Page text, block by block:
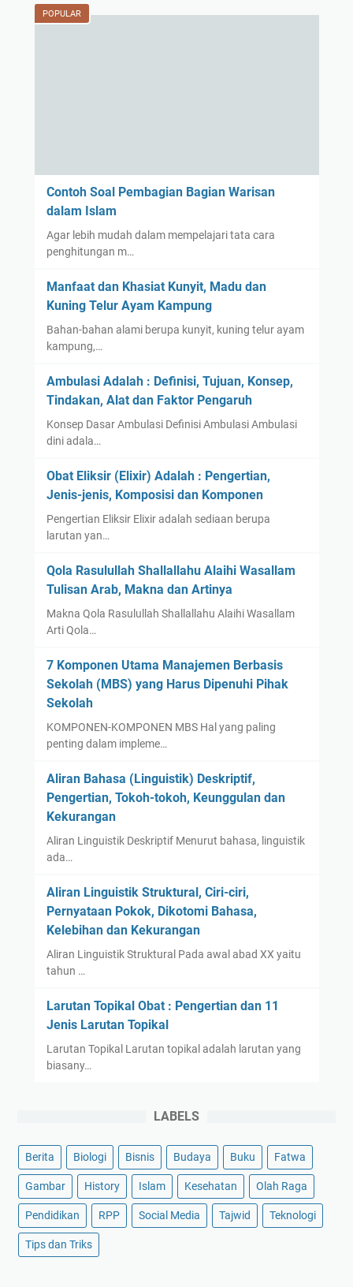
POPULAR
Contoh Soal Pembagian Bagian Warisan
dalam Islam
Agar lebih mudah dalam mempelajari tata cara
penghitungan m…
Manfaat dan Khasiat Kunyit, Madu dan
Kuning Telur Ayam Kampung
Bahan-bahan alami berupa kunyit, kuning telur ayam
kampung,…
Ambulasi Adalah : Definisi, Tujuan, Konsep,
Tindakan, Alat dan Faktor Pengaruh
Konsep Dasar Ambulasi Definisi Ambulasi Ambulasi
dini adala…
Obat Eliksir (Elixir) Adalah : Pengertian,
Jenis-jenis, Komposisi dan Komponen
Pengertian Eliksir Elixir adalah sediaan berupa
larutan yan…
Qola Rasulullah Shallallahu Alaihi Wasallam
Tulisan Arab, Makna dan Artinya
Makna Qola Rasulullah Shallallahu Alaihi Wasallam
Arti Qola…
7 Komponen Utama Manajemen Berbasis
Sekolah (MBS) yang Harus Dipenuhi Pihak
Sekolah
KOMPONEN-KOMPONEN MBS Hal yang paling
penting dalam impleme…
Aliran Bahasa (Linguistik) Deskriptif,
Pengertian, Tokoh-tokoh, Keunggulan dan
Kekurangan
Aliran Linguistik Deskriptif Menurut bahasa, linguistik
ada…
Aliran Linguistik Struktural, Ciri-ciri,
Pernyataan Pokok, Dikotomi Bahasa,
Kelebihan dan Kekurangan
Aliran Linguistik Struktural Pada awal abad XX yaitu
tahun …
Larutan Topikal Obat : Pengertian dan 11
Jenis Larutan Topikal
Larutan Topikal Larutan topikal adalah larutan yang
biasany…
LABELS
Berita Biologi Bisnis Budaya Buku Fatwa
Gambar History Islam Kesehatan Olah Raga
Pendidikan RPP Social Media Tajwid Teknologi
Tips dan Triks